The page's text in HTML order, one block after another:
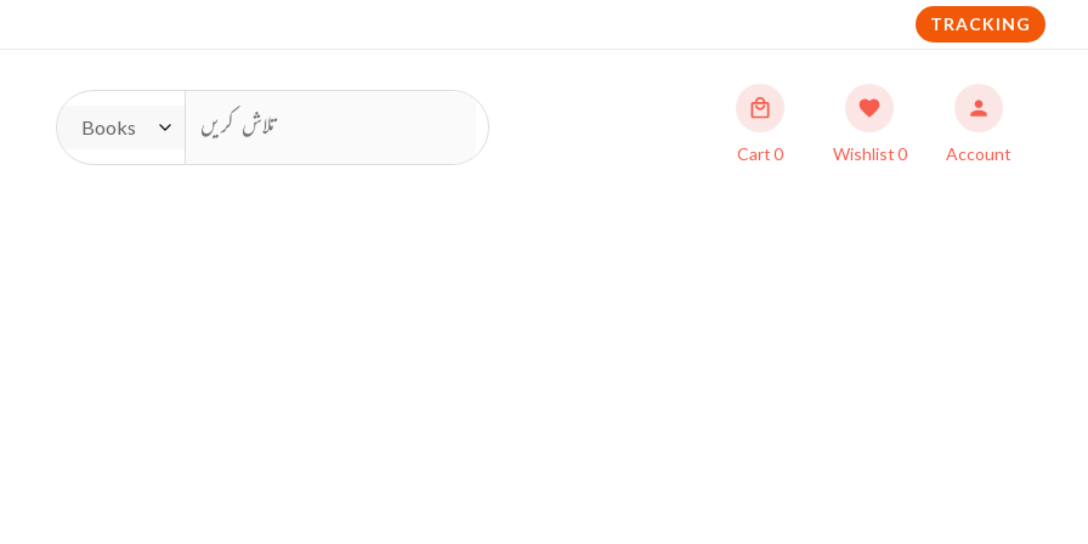
TRACKING
Cart0 Wishlist0 Account